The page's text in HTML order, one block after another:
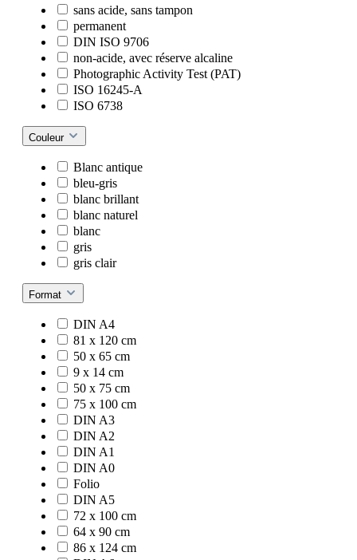
sans acide, sans tampon
permanent
DIN ISO 9706
non-acide, avec réserve alcaline
Photographic Activity Test (PAT)
ISO 16245-A
ISO 6738
Couleur
Blanc antique
bleu-gris
blanc brillant
blanc naturel
blanc
gris
gris clair
Format
DIN A4
81 x 120 cm
50 x 65 cm
9 x 14 cm
50 x 75 cm
75 x 100 cm
DIN A3
DIN A2
DIN A1
DIN A0
Folio
DIN A5
72 x 100 cm
64 x 90 cm
86 x 124 cm